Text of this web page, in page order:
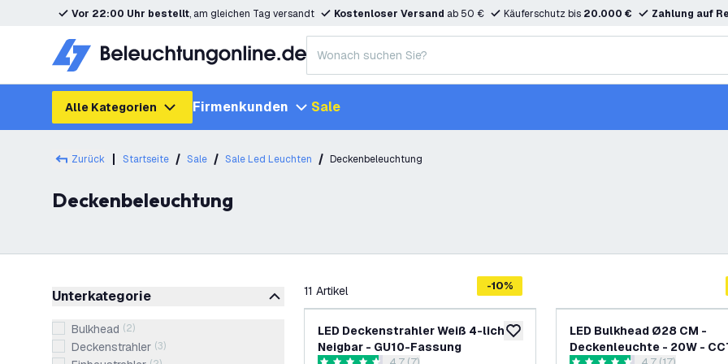
Vor 22:00 Uhr bestellt, am gleichen Tag versandt Kostenloser Versand ab 50 € Käuferschutz bis 20.000 € Zahlung auf
Alle Kategorien Firmenkunden Sale
Zurück Startseite Sale Sale Led Leuchten Deckenbeleuchtung
Deckenbeleuchtung
Unterkategorie
Bulkhead (2)
Deckenstrahler (3)
11 Artikel
zur Wunschliste hinzufügen
-10%
LED Deckenstrahler Weiß 4-licht -
Neigbar - GU10-Fassung
LED Bulkhead Ø28 CM -
Deckenleuchte - 20W -
Filter